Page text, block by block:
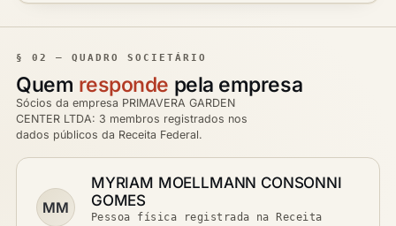
§ 02 — QUADRO SOCIETÁRIO
Quem responde pela empresa
Sócios da empresa PRIMAVERA GARDEN
CENTER LTDA: 3 membros registrados nos
dados públicos da Receita Federal.
MM
MYRIAM MOELLMANN CONSONNI
GOMES
Pessoa física registrada na Receita